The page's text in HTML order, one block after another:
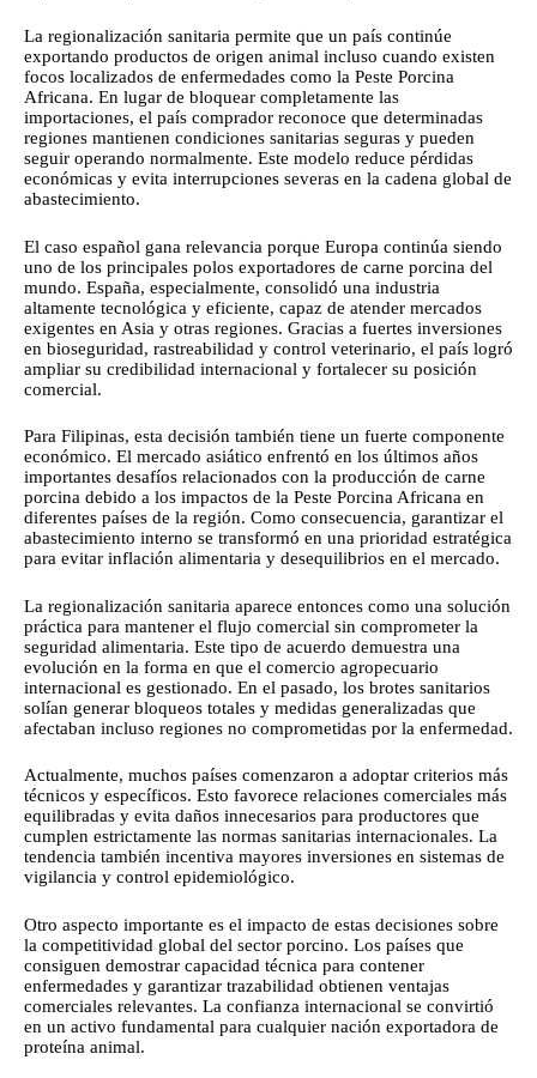
La regionalización sanitaria permite que un país continúe
exportando productos de origen animal incluso cuando existen
focos localizados de enfermedades como la Peste Porcina
Africana. En lugar de bloquear completamente las
importaciones, el país comprador reconoce que determinadas
regiones mantienen condiciones sanitarias seguras y pueden
seguir operando normalmente. Este modelo reduce pérdidas
económicas y evita interrupciones severas en la cadena global de
abastecimiento.
El caso español gana relevancia porque Europa continúa siendo
uno de los principales polos exportadores de carne porcina del
mundo. España, especialmente, consolidó una industria
altamente tecnológica y eficiente, capaz de atender mercados
exigentes en Asia y otras regiones. Gracias a fuertes inversiones
en bioseguridad, rastreabilidad y control veterinario, el país logró
ampliar su credibilidad internacional y fortalecer su posición
comercial.
Para Filipinas, esta decisión también tiene un fuerte componente
económico. El mercado asiático enfrentó en los últimos años
importantes desafíos relacionados con la producción de carne
porcina debido a los impactos de la Peste Porcina Africana en
diferentes países de la región. Como consecuencia, garantizar el
abastecimiento interno se transformó en una prioridad estratégica
para evitar inflación alimentaria y desequilibrios en el mercado.
La regionalización sanitaria aparece entonces como una solución
práctica para mantener el flujo comercial sin comprometer la
seguridad alimentaria. Este tipo de acuerdo demuestra una
evolución en la forma en que el comercio agropecuario
internacional es gestionado. En el pasado, los brotes sanitarios
solían generar bloqueos totales y medidas generalizadas que
afectaban incluso regiones no comprometidas por la enfermedad.
Actualmente, muchos países comenzaron a adoptar criterios más
técnicos y específicos. Esto favorece relaciones comerciales más
equilibradas y evita daños innecesarios para productores que
cumplen estrictamente las normas sanitarias internacionales. La
tendencia también incentiva mayores inversiones en sistemas de
vigilancia y control epidemiológico.
Otro aspecto importante es el impacto de estas decisiones sobre
la competitividad global del sector porcino. Los países que
consiguen demostrar capacidad técnica para contener
enfermedades y garantizar trazabilidad obtienen ventajas
comerciales relevantes. La confianza internacional se convirtió
en un activo fundamental para cualquier nación exportadora de
proteína animal.